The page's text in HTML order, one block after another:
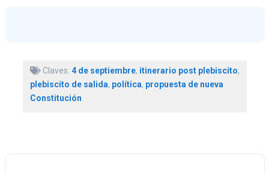
Claves: 4 de septiembre, itinerario post plebiscito,
plebiscito de salida, política, propuesta de nueva
Constitución